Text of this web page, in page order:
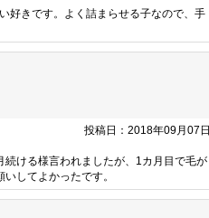
好きです。よく詰まらせる子なので、手
投稿日：2018年09月07日
ける様言われましたが、1カ月目で毛が
してよかったです。